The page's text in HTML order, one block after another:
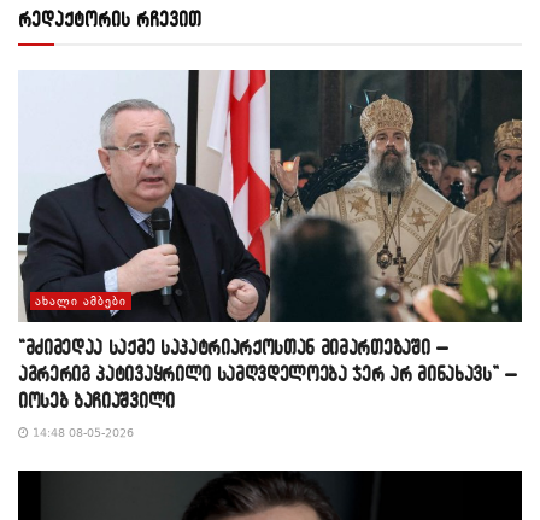
რედაქტორის რჩევით
ᲐᲮᲐᲚᲘ ᲐᲛᲑᲔᲑᲘ
“მძიმედაა საქმე საპატრიარქოსთან მიმართებაში –
აგრერიგ პატივაყრილი სამღვდელოება ჯერ არ მინახავს” –
იოსებ ბაჩიაშვილი
14:48 08-05-2026